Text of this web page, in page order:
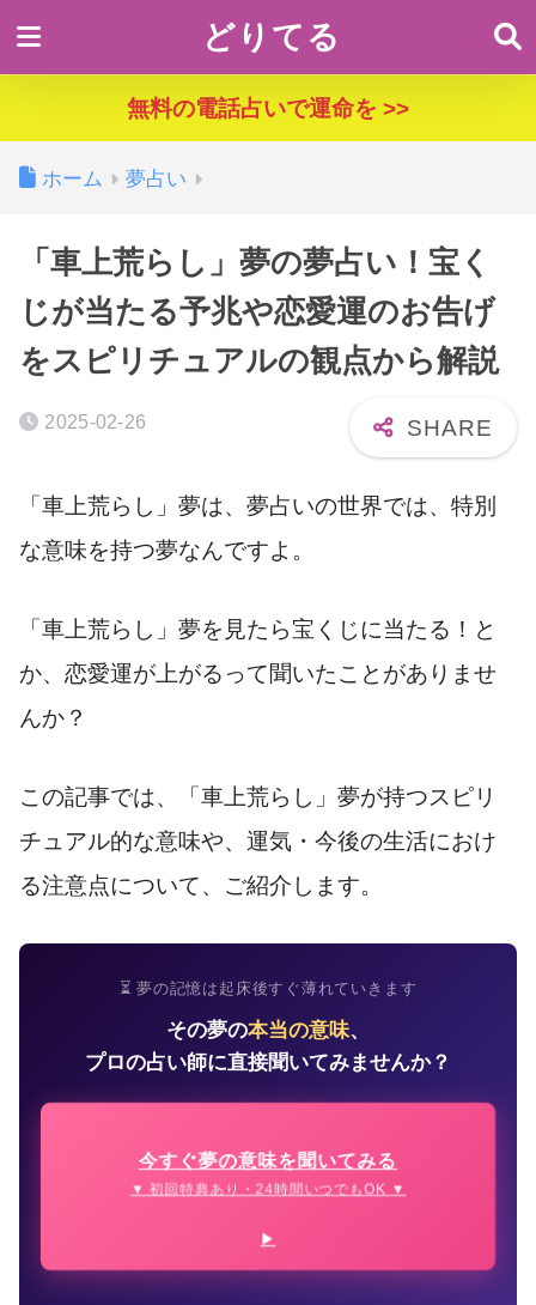
どりてる
無料の電話占いで運命を >>
ホーム 夢占い
「車上荒らし」夢の夢占い！宝く
じが当たる予兆や恋愛運のお告げ
をスピリチュアルの観点から解説
2025-02-26
「車上荒らし」夢は、夢占いの世界では、特別
な意味を持つ夢なんですよ。
「車上荒らし」夢を見たら宝くじに当たる！と
か、恋愛運が上がるって聞いたことがありませ
んか？
この記事では、「車上荒らし」夢が持つスピリ
チュアル的な意味や、運気・今後の生活におけ
る注意点について、ご紹介します。
⏳ 夢の記憶は起床後すぐ薄れていきます
その夢の本当の意味、
プロの占い師に直接聞いてみませんか？
今すぐ夢の意味を聞いてみる
▼ 初回特典あり・24時間いつでもOK ▼